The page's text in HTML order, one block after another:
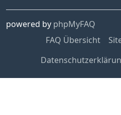
powered by phpMyFAQ
FAQ Übersicht